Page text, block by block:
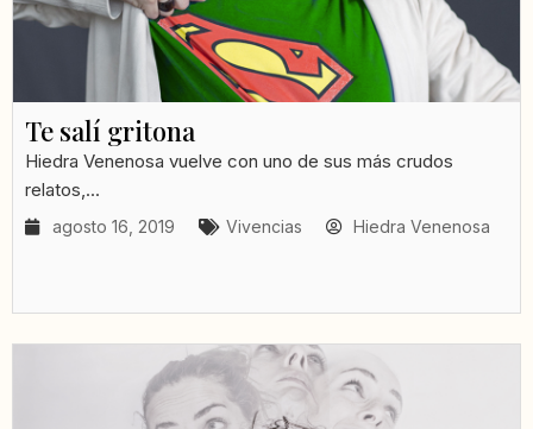
Te salí gritona
Hiedra Venenosa vuelve con uno de sus más crudos
relatos,...
agosto 16, 2019 Vivencias Hiedra Venenosa